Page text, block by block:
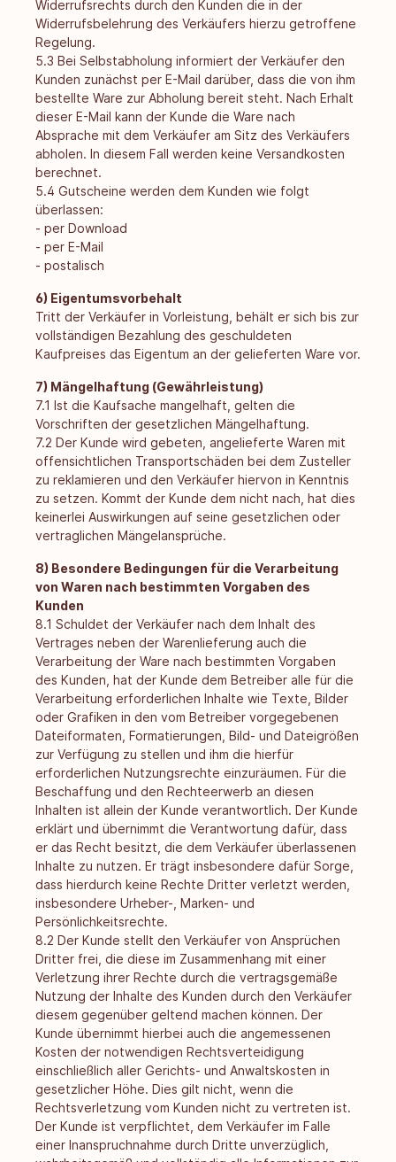
Widerrufsrechts durch den Kunden die in der
Widerrufsbelehrung des Verkäufers hierzu getroffene
Regelung.
5.3 Bei Selbstabholung informiert der Verkäufer den
Kunden zunächst per E-Mail darüber, dass die von ihm
bestellte Ware zur Abholung bereit steht. Nach Erhalt
dieser E-Mail kann der Kunde die Ware nach
Absprache mit dem Verkäufer am Sitz des Verkäufers
abholen. In diesem Fall werden keine Versandkosten
berechnet.
5.4 Gutscheine werden dem Kunden wie folgt
überlassen:
- per Download
- per E-Mail
- postalisch
6) Eigentumsvorbehalt
Tritt der Verkäufer in Vorleistung, behält er sich bis zur
vollständigen Bezahlung des geschuldeten
Kaufpreises das Eigentum an der gelieferten Ware vor.
7) Mängelhaftung (Gewährleistung)
7.1 Ist die Kaufsache mangelhaft, gelten die
Vorschriften der gesetzlichen Mängelhaftung.
7.2 Der Kunde wird gebeten, angelieferte Waren mit
offensichtlichen Transportschäden bei dem Zusteller
zu reklamieren und den Verkäufer hiervon in Kenntnis
zu setzen. Kommt der Kunde dem nicht nach, hat dies
keinerlei Auswirkungen auf seine gesetzlichen oder
vertraglichen Mängelansprüche.
8) Besondere Bedingungen für die Verarbeitung
von Waren nach bestimmten Vorgaben des
Kunden
8.1 Schuldet der Verkäufer nach dem Inhalt des
Vertrages neben der Warenlieferung auch die
Verarbeitung der Ware nach bestimmten Vorgaben
des Kunden, hat der Kunde dem Betreiber alle für die
Verarbeitung erforderlichen Inhalte wie Texte, Bilder
oder Grafiken in den vom Betreiber vorgegebenen
Dateiformaten, Formatierungen, Bild- und Dateigrößen
zur Verfügung zu stellen und ihm die hierfür
erforderlichen Nutzungsrechte einzuräumen. Für die
Beschaffung und den Rechteerwerb an diesen
Inhalten ist allein der Kunde verantwortlich. Der Kunde
erklärt und übernimmt die Verantwortung dafür, dass
er das Recht besitzt, die dem Verkäufer überlassenen
Inhalte zu nutzen. Er trägt insbesondere dafür Sorge,
dass hierdurch keine Rechte Dritter verletzt werden,
insbesondere Urheber-, Marken- und
Persönlichkeitsrechte.
8.2 Der Kunde stellt den Verkäufer von Ansprüchen
Dritter frei, die diese im Zusammenhang mit einer
Verletzung ihrer Rechte durch die vertragsgemäße
Nutzung der Inhalte des Kunden durch den Verkäufer
diesem gegenüber geltend machen können. Der
Kunde übernimmt hierbei auch die angemessenen
Kosten der notwendigen Rechtsverteidigung
einschließlich aller Gerichts- und Anwaltskosten in
gesetzlicher Höhe. Dies gilt nicht, wenn die
Rechtsverletzung vom Kunden nicht zu vertreten ist.
Der Kunde ist verpflichtet, dem Verkäufer im Falle
einer Inanspruchnahme durch Dritte unverzüglich,